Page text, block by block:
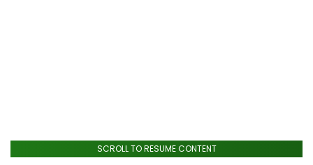
SCROLL TO RESUME CONTENT